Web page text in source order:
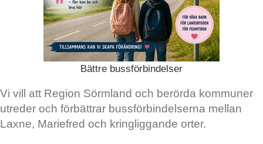
Bättre bussförbindelser
Vi vill att Region Sörmland och berörda kommuner
utreder och förbättrar bussförbindelserna mellan
Laxne, Mariefred och kringliggande orter.